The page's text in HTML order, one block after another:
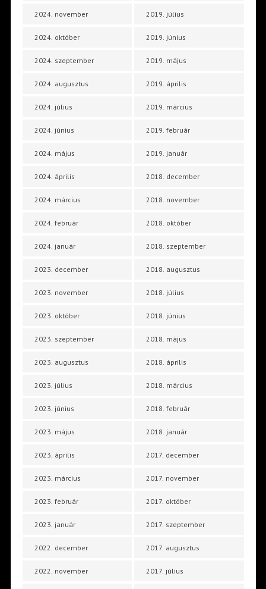
2024. november
2024. október
2024. szeptember
2024. augusztus
2024. július
2024. június
2024. május
2024. április
2024. március
2024. február
2024. január
2023. december
2023. november
2023. október
2023. szeptember
2023. augusztus
2023. július
2023. június
2023. május
2023. április
2023. március
2023. február
2023. január
2022. december
2022. november
2019. július
2019. június
2019. május
2019. április
2019. március
2019. február
2019. január
2018. december
2018. november
2018. október
2018. szeptember
2018. augusztus
2018. július
2018. június
2018. május
2018. április
2018. március
2018. február
2018. január
2017. december
2017. november
2017. október
2017. szeptember
2017. augusztus
2017. július